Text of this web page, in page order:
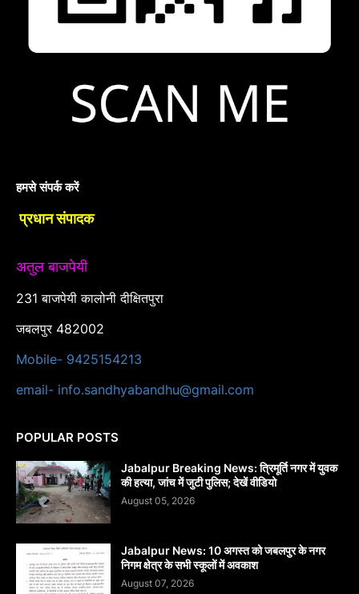
हमसे संपर्क करें
प्रधान संपादक
अतुल बाजपेयी
231 बाजपेयी कालोनी दीक्षितपुरा
जबलपुर 482002
Mobile- 9425154213
email- info.sandhyabandhu@gmail.com
POPULAR POSTS
Jabalpur Breaking News: त्रिमूर्ति नगर में युवक
की हत्या, जांच में जुटी पुलिस; देखें वीडियो
August 05, 2026
Jabalpur News: 10 अगस्त को जबलपुर के नगर
निगम क्षेत्र के सभी स्कूलों में अवकाश
August 07, 2026